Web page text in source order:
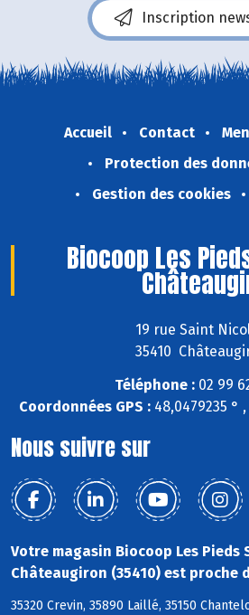
Inscription
Accueil Contact
Protection des
Gestion des cookies
Biocoop Les
19 rue Saint
35410
Téléphone : 02 99
Coordonnées GPS :48,0479235 ° ,
Nous suivre sur
Votre magasin Biocoop Les Pieds
Châteaugiron (35410) est proche
35320 Crevin, 35890 Laillé, 35150